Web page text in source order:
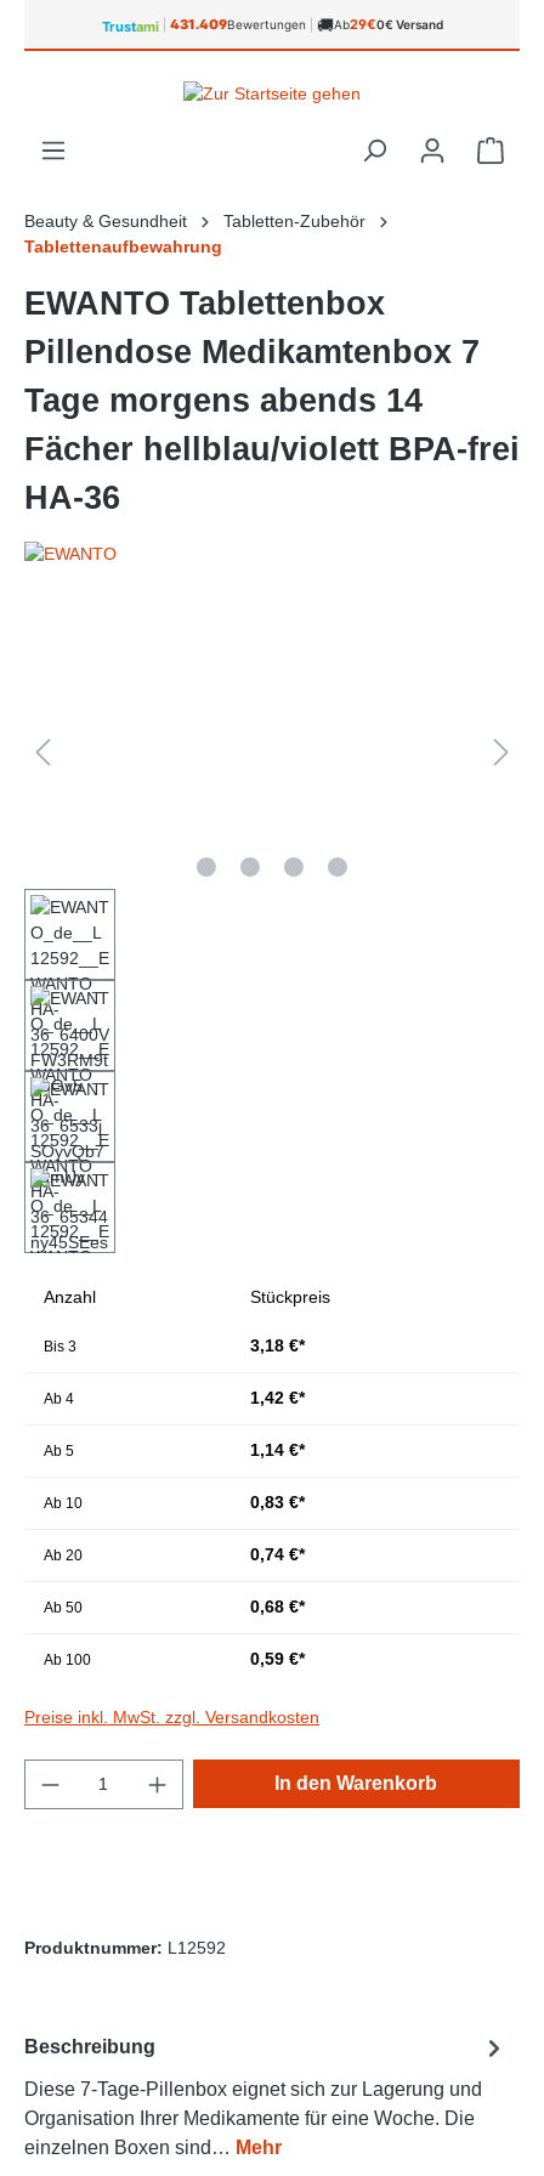
springenTrustami 431.409Bewertungen 🚚Ab29€0€ Versand
Beauty & Gesundheit
Tabletten-Zubehör
Tablettenaufbewahrung
EWANTO Tablettenbox
Pillendose Medikamtenbox 7
Tage morgens abends 14
Fächer hellblau/violett BPA-frei
HA-36
Anzahl Stückpreis
Bis 3 3,18 €*
Ab 4 1,42 €*
Ab 5 1,14 €*
Ab 10 0,83 €*
Ab 20 0,74 €*
Ab 50 0,68 €*
Ab 100 0,59 €*
Preise inkl. MwSt. zzgl. Versandkosten
Produkt Anzahl: Gib den gewünschten
In den Warenkorb
Produktnummer: L12592
Beschreibung
Diese 7-Tage-Pillenbox eignet sich zur Lagerung und
Organisation Ihrer Medikamente für eine Woche. Die
einzelnen Boxen sind… Mehr